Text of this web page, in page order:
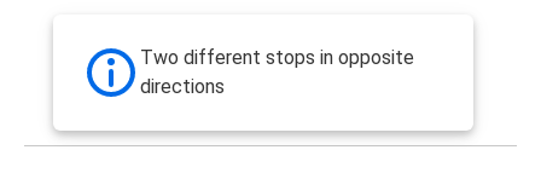
Two different stops in opposite
directions